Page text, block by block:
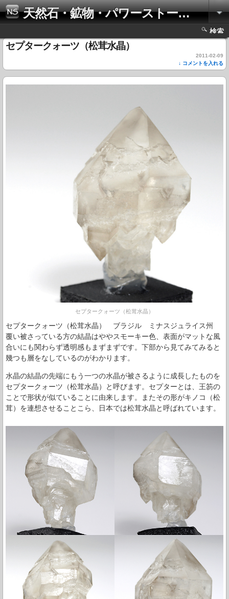
天然石・鉱物・パワーストーンの写真集
検索
セプタークォーツ（松茸水晶）
2011-02-09
↓ コメントを入れる
セプタークォーツ（松茸水晶）
セプタークォーツ（松茸水晶） ブラジル ミナスジュライス州
覆い被さっている方の結晶はややスモーキー色、表面がマットな風
合いにも関わらず透明感もまずまずです。下部から見てみてみると
幾つも層をなしているのがわかります。
水晶の結晶の先端にもう一つの水晶が被さるように成長したものを
セプタークォーツ（松茸水晶）と呼びます。セプターとは、王笏の
ことで形状が似ていることに由来します。またその形がキノコ（松
茸）を連想させることこら、日本では松茸水晶と呼ばれています。